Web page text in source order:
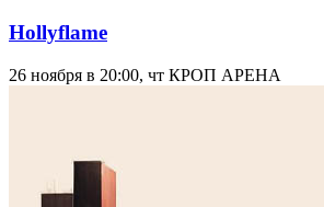
Hollyflame
26 ноября в 20:00, чт КРОП АРЕНА